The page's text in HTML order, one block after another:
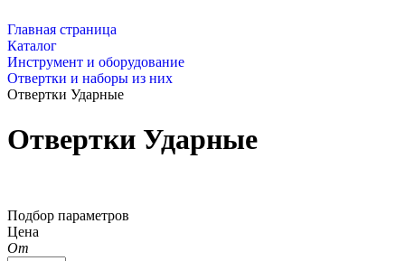
Главная страница
Каталог
Инструмент и оборудование
Отвертки и наборы из них
Отвертки Ударные
Отвертки Ударные
Подбор параметров
Цена
От